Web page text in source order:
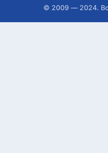
© 2009 — 2024.